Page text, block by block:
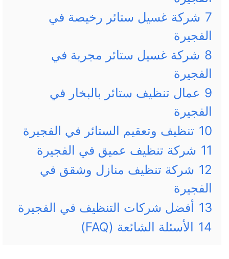
7 شركة غسيل ستائر رخيصة في
الفجيرة
8 شركة غسيل ستائر مجربة في
الفجيرة
9 عمال تنظيف ستائر بالبخار في
الفجيرة
10 تنظيف وتعقيم الستائر في الفجيرة
11 شركة تنظيف عميق في الفجيرة
12 شركة تنظيف منازل وشقق في
الفجيرة
13 أفضل شركات التنظيف في الفجيرة
14 الأسئلة الشائعة (FAQ)